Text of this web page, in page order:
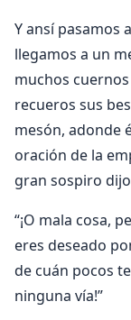
Y ansí pasamos
llegamos a un
muchos
recueros sus
mesón, adonde
oración de la
gran sospiro
“¡O mala cosa,
eres deseado
de cuán pocos
ninguna vía!”